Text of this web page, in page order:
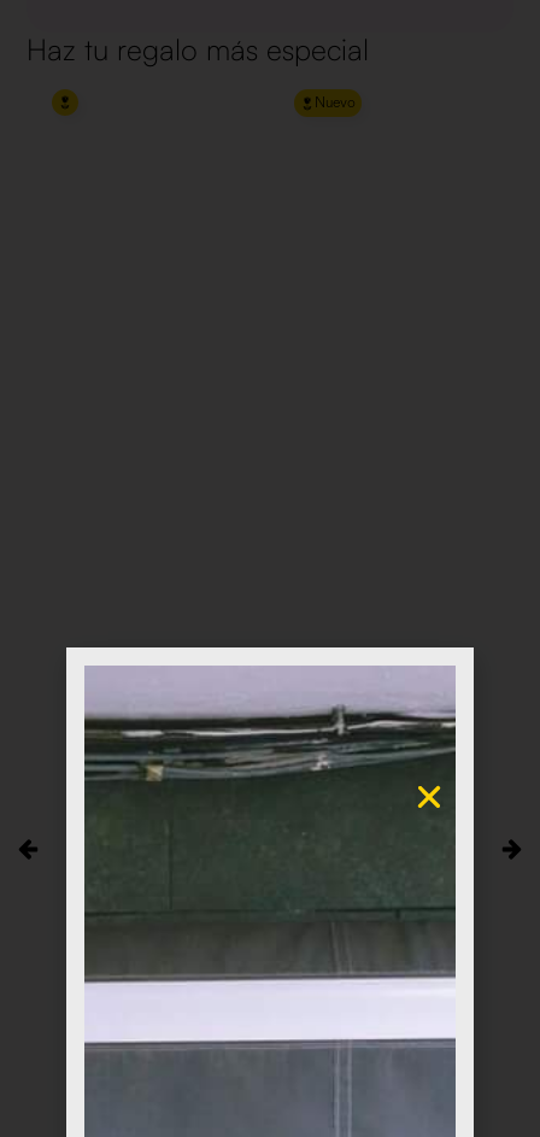
Haz tu regalo más especial
Nuevo